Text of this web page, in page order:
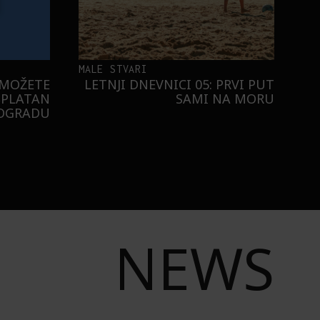
MALE STVARI
LETNJI DNEVNICI 05: PRVI PUT
SAMI NA MORU
NEWS